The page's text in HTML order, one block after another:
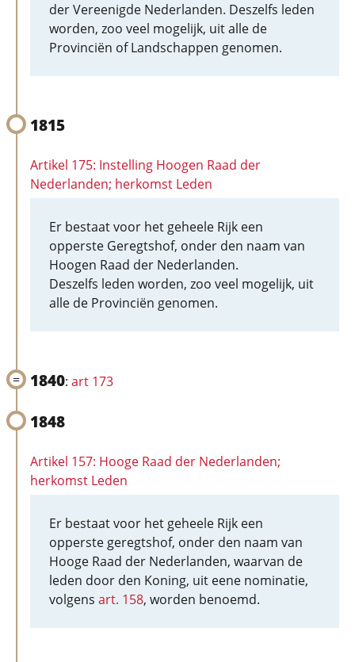
der Vereenigde Nederlanden. Deszelfs leden
worden, zoo veel mogelijk, uit alle de
Provinciën of Landschappen genomen.
1815
Artikel 175: Instelling Hoogen Raad der
Nederlanden; herkomst Leden
Er bestaat voor het geheele Rijk een
opperste Geregtshof, onder den naam van
Hoogen Raad der Nederlanden.
Deszelfs leden worden, zoo veel mogelijk, uit
alle de Provinciën genomen.
1840: art 173
1848
Artikel 157: Hooge Raad der Nederlanden;
herkomst Leden
Er bestaat voor het geheele Rijk een
opperste geregtshof, onder den naam van
Hooge Raad der Nederlanden, waarvan de
leden door den Koning, uit eene nominatie,
volgens art. 158, worden benoemd.